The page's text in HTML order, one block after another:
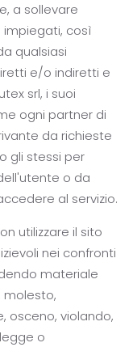
a sollevare
impiegati, così
qualsiasi
e/o indiretti e
srl, i suoi
ogni partner di
da richieste
gli stessi per
o da
al servizio.
utilizzare il sito
nei confronti
materiale
molesto,
osceno, violando,
o